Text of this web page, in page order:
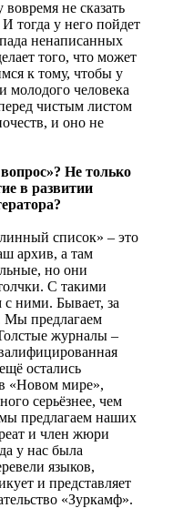
не сказать
тогда у него пойдет
ненаписанных
того, что может
к тому, чтобы у
молодого человека
чистым листом
и оно не
Не только
в развитии
список» – это
архив, а там
но они
С такими
ними. Бывает, за
Мы предлагаем
журналы –
остались
«Новом мире»,
серьёзнее, чем
предлагаем наших
и член жюри
у нас была
языков,
и представляет
«Зуркамф».